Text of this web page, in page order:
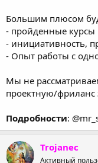
Большим плюсом
- пройденные курсы
- инициативность,
- Опыт работы с
Мы не
проектную/фриланс
Подробности:
Trojanec
Активный